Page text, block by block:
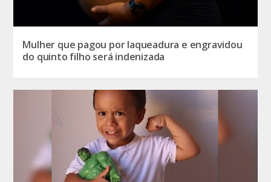
Mulher que pagou por laqueadura e engravidou
do quinto filho será indenizada